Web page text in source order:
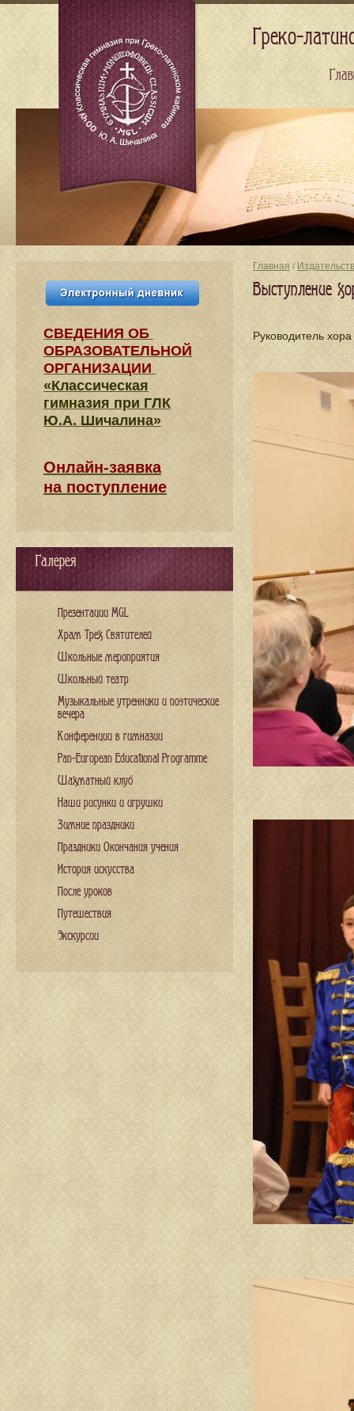
Главная /
Выступление
Руководитель
СВЕДЕНИЯ​ ОБ
ОБРАЗОВАТЕЛЬНОЙ
ОРГАНИЗАЦИИ
«Классическая
гимназия при ГЛК
Ю.А. Шичалина»
Онлайн-заявка
на поступление
Галерея
Презентации MGL
Храм Трех Святителей
Школьные мероприятия
Школьный театр
Музыкальные утренники и поэтические
вечера
Конференции в гимназии
Pan-European Educational Programme
Шахматный клуб
Наши рисунки и игрушки
Зимние праздники
Праздники Окончания учения
История искусства
После уроков
Путешествия
Экскурсии
Греко-